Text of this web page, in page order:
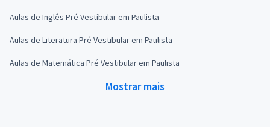
Aulas de Inglês Pré Vestibular em Paulista
Aulas de Literatura Pré Vestibular em Paulista
Aulas de Matemática Pré Vestibular em Paulista
Mostrar mais